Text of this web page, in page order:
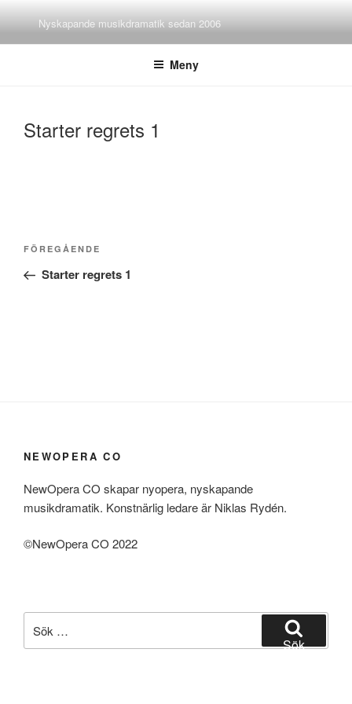
innehåll
Nyskapande musikdramatik sedan 2006
Meny
Starter regrets 1
Inläggsnavigering
Föregående
inlägg
FÖREGÅENDE
Starter regrets 1
NEWOPERA CO
NewOpera CO skapar nyopera, nyskapande
musikdramatik. Konstnärlig ledare är Niklas Rydén.
©NewOpera CO 2022
efter:
Sök